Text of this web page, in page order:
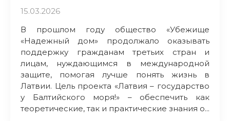
15.03.2026
В прошлом году общество «Убежище
«Надежный дом» продолжало оказывать
поддержку гражданам третьих стран и
лицам, нуждающимся в международной
защите, помогая лучше понять жизнь в
Латвии. Цель проекта «Латвия – государство
у Балтийского моря!» – обеспечить как
теоретические, так и практические знания о...